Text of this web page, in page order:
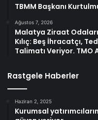
TBMM Başkanı
Ağustos 7, 2026
Malatya Ziraat
Kılıç: Beş İhracatçı,
Talimatı Veriyor. TMO
Rastgele Haberler
Haziran 2, 2025
Kurumsal